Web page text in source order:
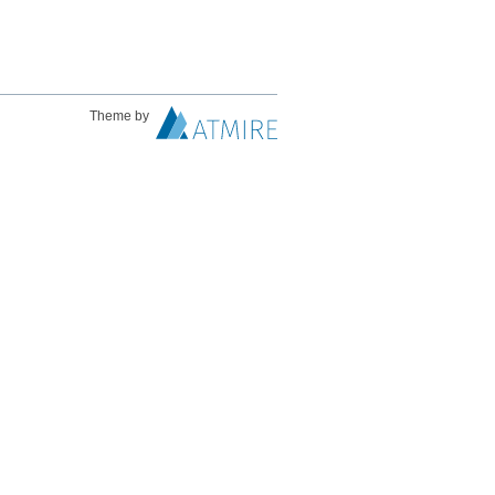
Theme by